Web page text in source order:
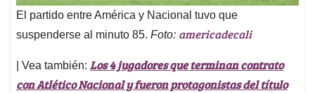
El partido entre América y Nacional tuvo que
suspenderse al minuto 85. Foto: americadecali
| Vea también: Los 4 jugadores que terminan contrato
con Atlético Nacional y fueron protagonistas del título